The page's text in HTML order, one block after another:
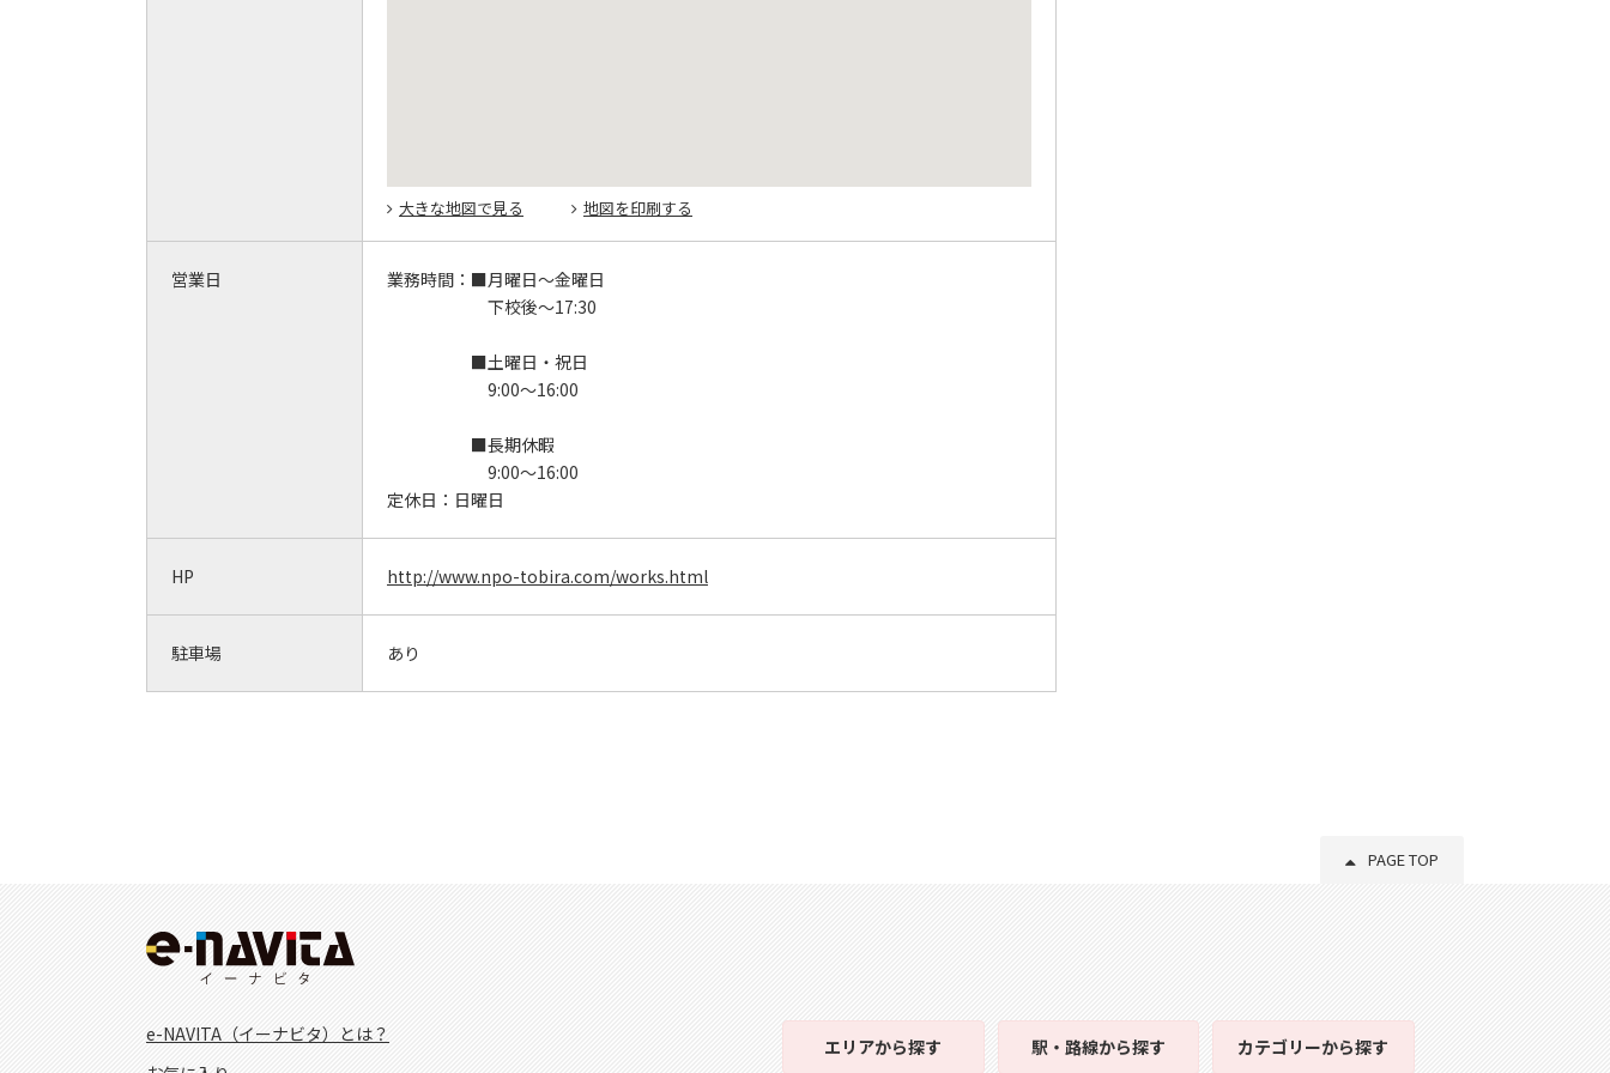
大きな地図で見る 地図を印刷する
営業日 業務時間： ■月曜日～金曜日
下校後～17:30
■土曜日・祝日
9:00～16:00
■長期休暇
9:00～16:00
定休日： 日曜日
HP http://www.npo-tobira.com/works.html
駐車場 あり
PAGE TOP
e-NAVITA（イーナビタ）とは？
エリアから探す 駅・路線から探す カテゴリーから探す